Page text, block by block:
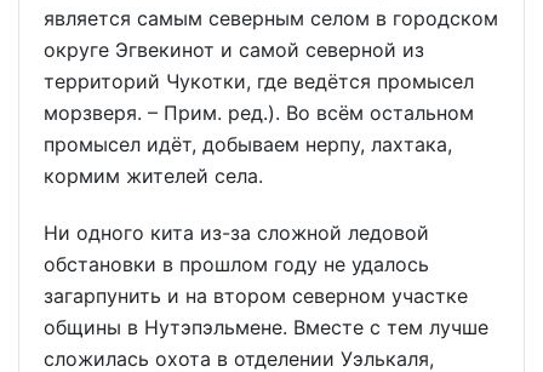
является самым северным селом в городском
округе Эгвекинот и самой северной из
территорий Чукотки, где ведётся промысел
морзверя. – Прим. ред.). Во всём остальном
промысел идёт, добываем нерпу, лахтака,
кормим жителей села.
Ни одного кита из-за сложной ледовой
обстановки в прошлом году не удалось
загарпунить и на втором северном участке
общины в Нутэпэльмене. Вместе с тем лучше
сложилась охота в отделении Уэлькаля,